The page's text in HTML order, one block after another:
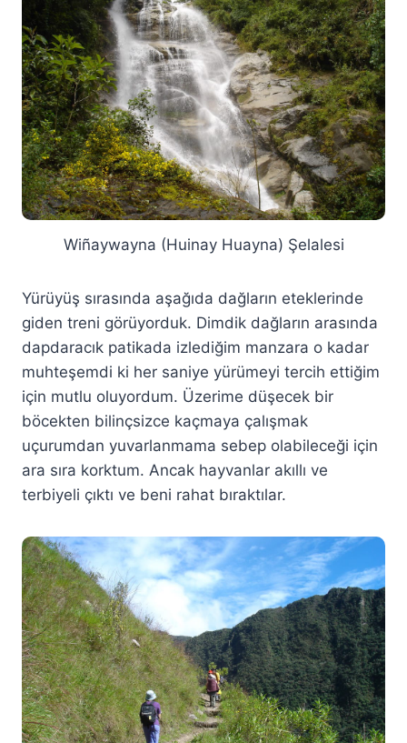
Wiñaywayna (Huinay Huayna) Şelalesi
Yürüyüş sırasında aşağıda dağların eteklerinde
giden treni görüyorduk. Dimdik dağların arasında
dapdaracık patikada izlediğim manzara o kadar
muhteşemdi ki her saniye yürümeyi tercih ettiğim
için mutlu oluyordum. Üzerime düşecek bir
böcekten bilinçsizce kaçmaya çalışmak
uçurumdan yuvarlanmama sebep olabileceği için
ara sıra korktum. Ancak hayvanlar akıllı ve
terbiyeli çıktı ve beni rahat bıraktılar.